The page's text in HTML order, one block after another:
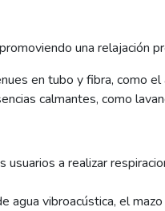
una relajación
en tubo y fibra, como
calmantes, como
a realizar
agua vibroacústica, el